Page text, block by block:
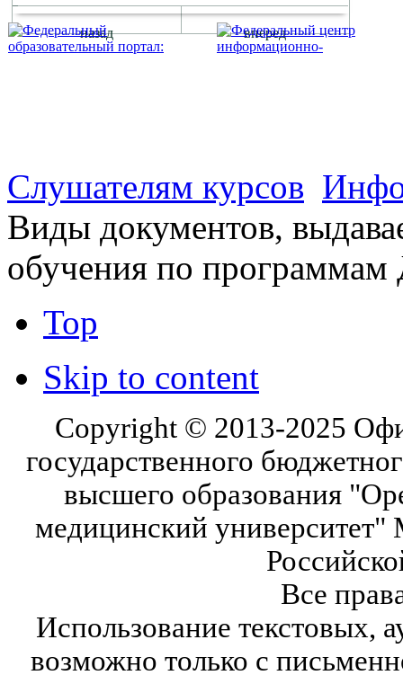
назад вперед
Слушателям курсов
Виды документов,
обучения по
Top
Skip to content
Copyright © 2013-2025
государственного
высшего образования
медицинский университет"
Все
Использование текстовых,
возможно только с